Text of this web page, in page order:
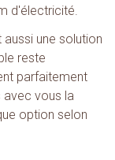
d'électricité.
une solution
reste
parfaitement
avec vous la
option selon